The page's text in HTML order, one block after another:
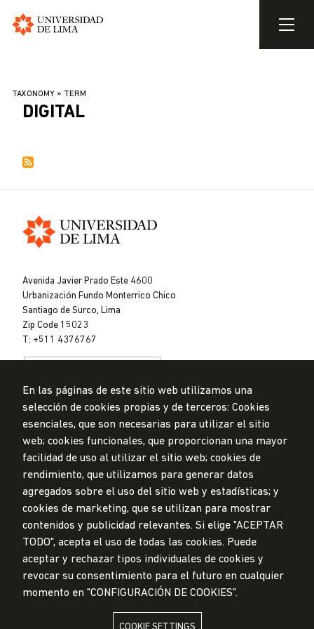
main
content
BREADCRUMB
TAXONOMY TERM
DIGITAL
de
Lima
Avenida Javier Prado Este 4600
Urbanización Fundo Monterrico Chico
Santiago de Surco, Lima
Zip Code 15023
T: +511 4376767
Data Protection Policy
Submission Office
© Universidad de Lima, 2024
All Rights Reserved
Designed by Partners
UNIVERSIDAD DE LIMA IS MEMBER OF
En las páginas de este sitio web utilizamos una
selección de cookies propias y de terceros: Cookies
esenciales, que son necesarias para utilizar el sitio
web; cookies funcionales, que proporcionan una mayor
facilidad de uso al utilizar el sitio web; cookies de
rendimiento, que utilizamos para generar datos
agregados sobre el uso del sitio web y estadísticas; y
cookies de marketing, que se utilizan para mostrar
contenidos y publicidad relevantes. Si elige "ACEPTAR
TODO", acepta el uso de todas las cookies. Puede
aceptar y rechazar tipos individuales de cookies y
revocar su consentimiento para el futuro en cualquier
momento en "CONFIGURACIÓN DE COOKIES".